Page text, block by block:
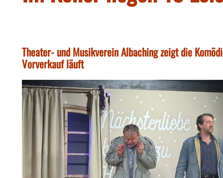
Theater- und Musikverein Albaching zeigt die
Vorverkauf läuft